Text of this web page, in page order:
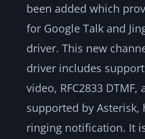
been added which
for Google Talk and
driver. This new
driver includes
video, RFC2833 DTMF,
supported by
ringing notification. It